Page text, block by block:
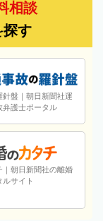
相談
探す
針盤｜朝日新聞社運
弁護士ポータル
｜朝日新聞社の離婚
サイト